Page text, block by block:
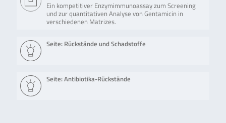
Ein kompetitiver Enzymimmunoassay zum Screening
und zur quantitativen Analyse von Gentamicin in
verschiedenen Matrizes.
Seite: Rückstände und Schadstoffe
Seite: Antibiotika-Rückstände